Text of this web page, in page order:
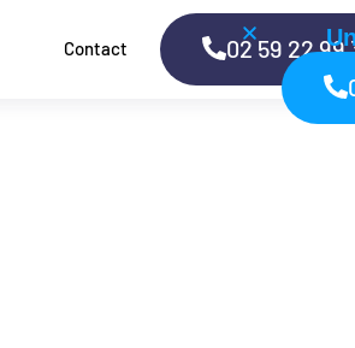
Contact 02 59 22 99